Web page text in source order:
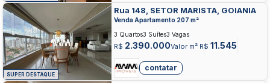
SUPER DESTAQUE
Rua 148, SETOR MARISTA, GOIANIA
Venda Apartamento 207 m²
R$ 2.390.000Valor m² R$ 11.545
3 Quartos3 Suítes3 Vagas
contatar